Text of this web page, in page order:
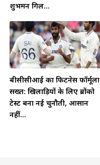
शुभमन गिल...
बीसीसीआई का फिटनेस फॉर्मूला
सख्त: खिलाड़ियों के लिए ब्रोंको
टेस्ट बना नई चुनौती, आसान
नहीं...